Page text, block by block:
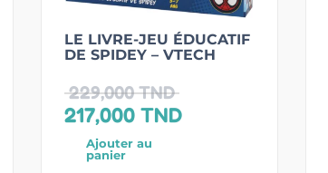
LE LIVRE-JEU ÉDUCATIF
DE SPIDEY – VTECH
229,000TND
217,000 TND
Ajouter au
panier